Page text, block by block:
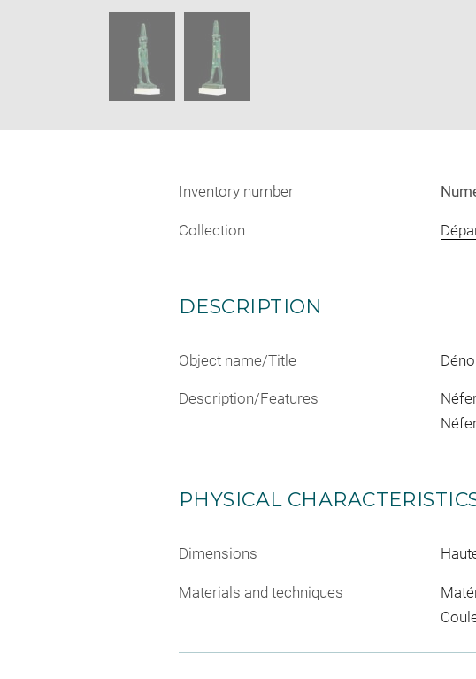
SKIP IMAGE CAROUSEL
Inventory number
Collection
DESCRIPTION
Object name/Title
Description/Features
PHYSICAL
Dimensions
Materials and techniques